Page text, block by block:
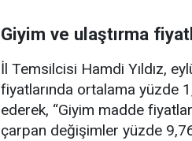
Giyim ve ulaştırma
İl Temsilcisi Hamdi Yıldız,
fiyatlarında ortalama yüzde
ederek, “Giyim madde
çarpan değişimler yüzde